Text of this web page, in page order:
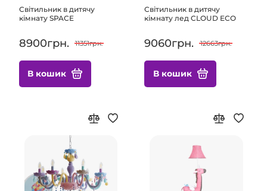
Світильник в дитячу
кімнату SPACE
8900грн. 11351грн.
В кошик
Світильник в дитячу
кімнату лед CLOUD ECO
9060грн. 12663грн.
В кошик